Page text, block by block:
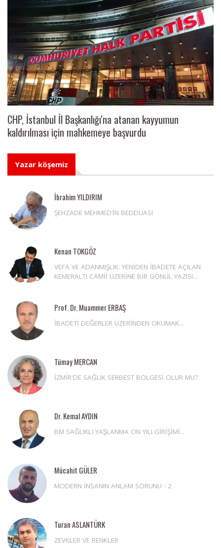
CHP, İstanbul İl Başkanlığı'na atanan kayyumun
kaldırılması için mahkemeye başvurdu
Yazar köşemiz
İbrahim YILDIRIM
ŞEHZADE MEHMED’İN BEDDUASI
Kenan TOKGÖZ
VEFA VE ADANMIŞLIK: YENİDEN İBADETE AÇILAN
KEMERALTI CAMİİ ÜZERİNE BİR GÖNÜL YAZISI...
Prof. Dr. Muammer ERBAŞ
İBADETİ DEĞERLER ÜZERİNDEN OKUMAK...
Tümay MERCAN
İZMİR'DE SAĞLIK SERBEST BÖLGESİ OLUR MU?
Dr. Kemal AYDIN
BM SAĞLIKLI YAŞLANMA ON YILI GİRİŞİMİ...
Mücahit GÜLER
MODERN İNSANIN ANLAM SORUNU - 2
Turan ASLANTÜRK
ZEVKLER VE RENKLER